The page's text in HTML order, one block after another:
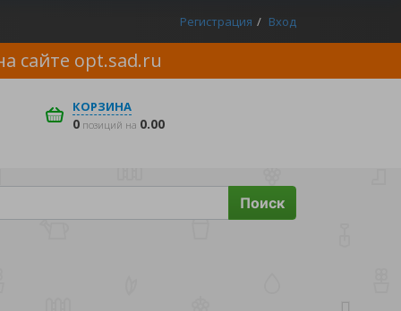
Регистрация Вход
сайте opt.sad.ru
КОРЗИНА
0 позиций на 0.00
Поиск